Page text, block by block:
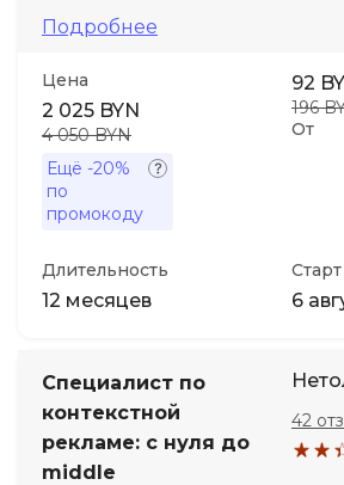
Подробнее
Цена
2 025 BYN
4 050 BYN
Ещё -20%
по
промокоду
От
92
196
Длительность
12 месяцев
Старт
6
Специалист по
контекстной
рекламе: с нуля до
middle
42
Детям
Акции и промокоды